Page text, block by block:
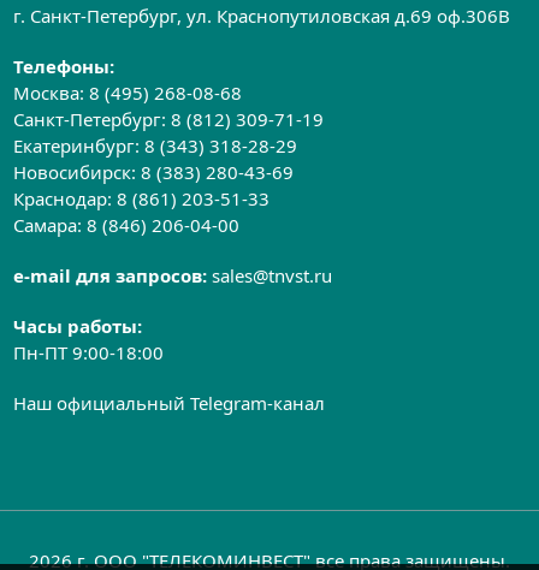
г. Санкт-Петербург, ул. Краснопутиловская д.69 оф.306B
Телефоны:
Москва:8 (495) 268-08-68
Санкт-Петербург:8 (812) 309-71-19
Екатеринбург:8 (343) 318-28-29
Новосибирск:8 (383) 280-43-69
Краснодар:8 (861) 203-51-33
Самара:8 (846) 206-04-00
e-mail для запросов:sales@tnvst.ru
Часы работы:
Пн-ПТ 9:00-18:00
Наш официальный Telegram-канал
2026 г. ООО "ТЕЛЕКОМИНВЕСТ" все права защищены.